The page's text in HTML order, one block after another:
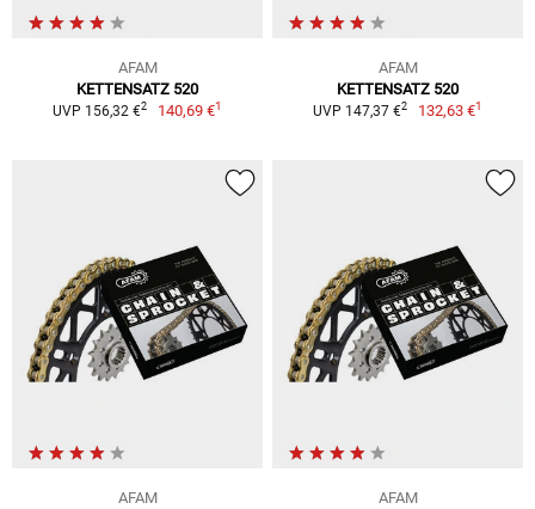
AFAM
KETTENSATZ 520
UVP 156,32 €2 140,69 €1
AFAM
KETTENSATZ 520
UVP 147,37 €2 132,63 €1
AFAM
AFAM